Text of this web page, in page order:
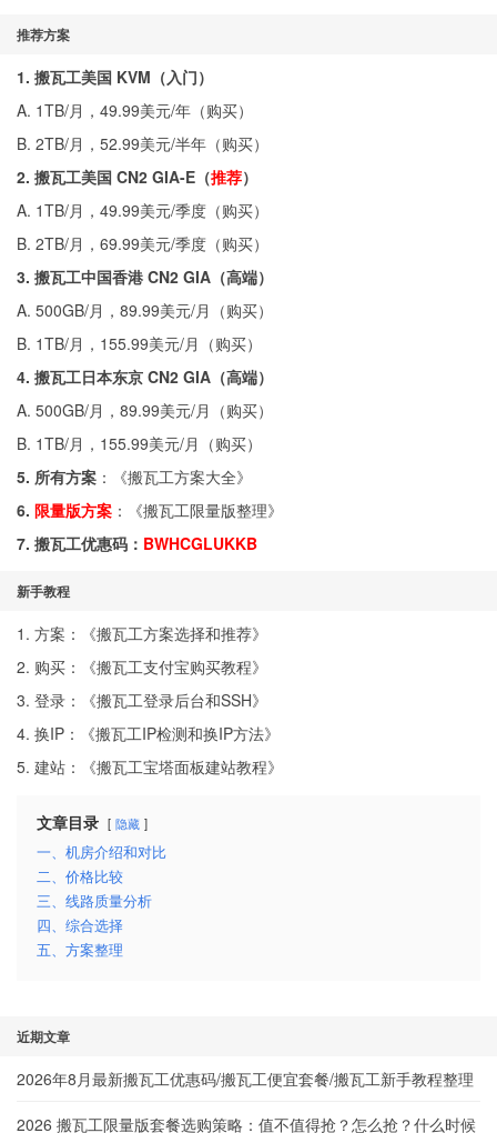
推荐方案
1. 搬瓦工美国 KVM（入门）
A. 1TB/月，49.99美元/年（购买）
B. 2TB/月，52.99美元/半年（购买）
2. 搬瓦工美国 CN2 GIA-E（推荐）
A. 1TB/月，49.99美元/季度（购买）
B. 2TB/月，69.99美元/季度（购买）
3. 搬瓦工中国香港 CN2 GIA（高端）
A. 500GB/月，89.99美元/月（购买）
B. 1TB/月，155.99美元/月（购买）
4. 搬瓦工日本东京 CN2 GIA（高端）
A. 500GB/月，89.99美元/月（购买）
B. 1TB/月，155.99美元/月（购买）
5. 所有方案 ：《搬瓦工方案大全》
6. 限量版方案 ：《搬瓦工限量版整理》
7. 搬瓦工优惠码： BWHCGLUKKB
新手教程
1. 方案：《搬瓦工方案选择和推荐》
2. 购买：《搬瓦工支付宝购买教程》
3. 登录：《搬瓦工登录后台和SSH》
4. 换IP：《搬瓦工IP检测和换IP方法》
5. 建站：《搬瓦工宝塔面板建站教程》
文章目录 隐藏
一、机房介绍和对比
二、价格比较
三、线路质量分析
四、综合选择
五、方案整理
近期文章
2026年8月最新搬瓦工优惠码/搬瓦工便宜套餐/搬瓦工新手教程整理
2026 搬瓦工限量版套餐选购策略：值不值得抢？怎么抢？什么时候